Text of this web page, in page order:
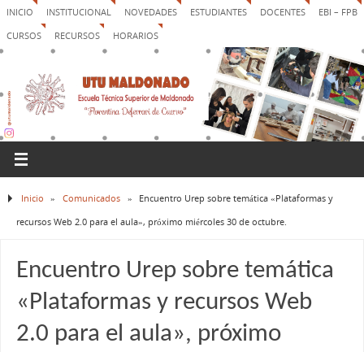
INICIO INSTITUCIONAL NOVEDADES ESTUDIANTES DOCENTES
EBI – FPB
CURSOS
RECURSOS HORARIOS
Inicio » Comunicados »
Encuentro Urep sobre temática «Plataformas y
recursos Web 2.0 para el aula», próximo miércoles 30 de octubre.
Encuentro Urep sobre temática
«Plataformas y recursos Web
2.0 para el aula», próximo